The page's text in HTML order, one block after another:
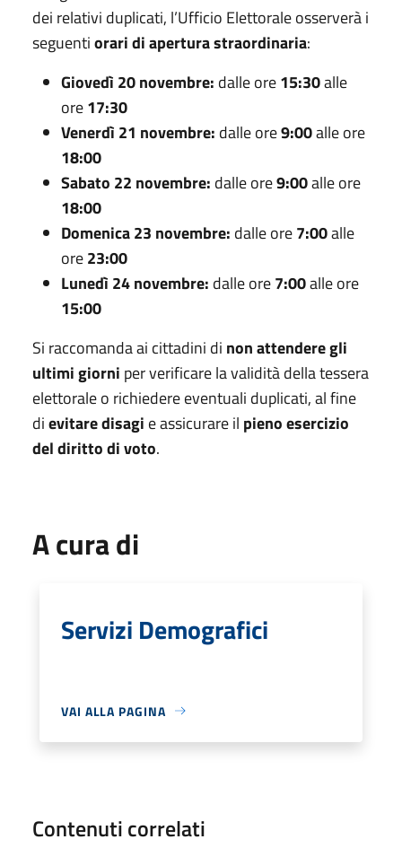
dei relativi duplicati, l’Ufficio Elettorale osserverà i
seguentiorari di apertura straordinaria:
Giovedì 20 novembre: dalle ore15:30alle
ore17:30
Venerdì 21 novembre: dalle ore9:00alle ore
18:00
Sabato 22 novembre: dalle ore9:00alle ore
18:00
Domenica 23 novembre: dalle ore7:00alle
ore23:00
Lunedì 24 novembre: dalle ore7:00alle ore
15:00
Si raccomanda ai cittadini di non attendere gli
ultimi giorni per verificare la validità della tessera
elettorale o richiedere eventuali duplicati, al fine
dievitare disagi e assicurare il pieno esercizio
del diritto di voto.
A cura di
Servizi Demografici
VAI ALLA PAGINA
Contenuti correlati